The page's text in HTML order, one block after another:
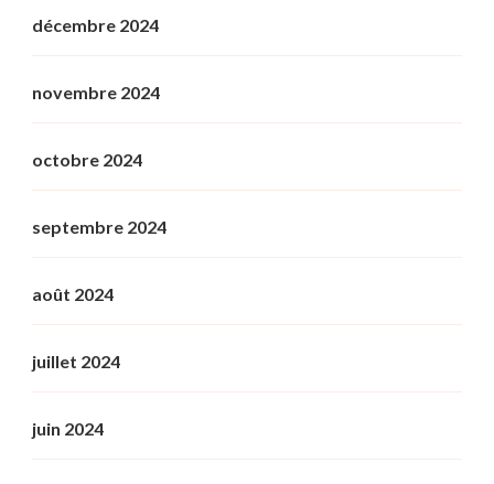
décembre 2024
novembre 2024
octobre 2024
septembre 2024
août 2024
juillet 2024
juin 2024